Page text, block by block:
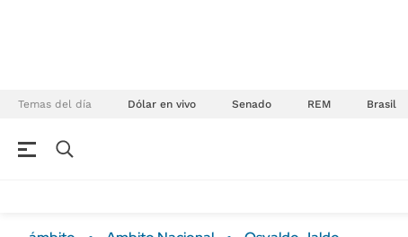
Temas del día Dólar en vivo Senado REM Brasil